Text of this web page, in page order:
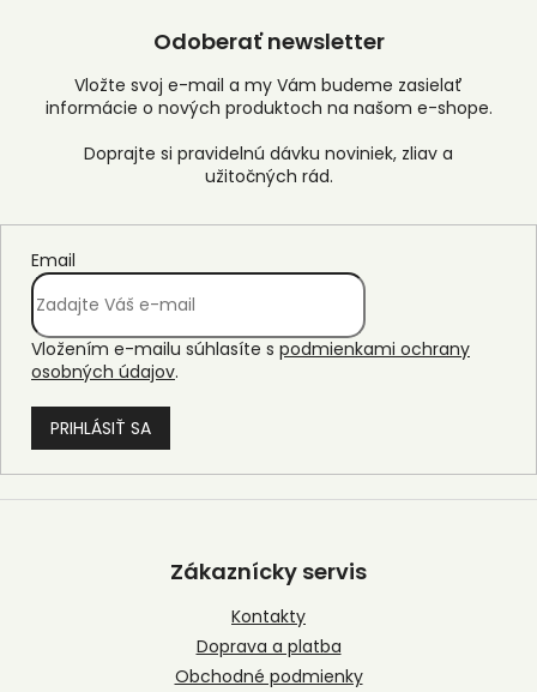
Odoberať newsletter
Vložte svoj e-mail a my Vám budeme zasielať
informácie o nových produktoch na našom e-shope.
Email
Vložením e-mailu súhlasíte s podmienkami ochrany
osobných údajov.
PRIHLÁSIŤ SA
Z
Zákaznícky servis
Kontakty
Doprava a platba
Obchodné podmienky